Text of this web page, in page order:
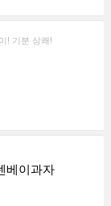
! 기분 상쾌!
베이과자